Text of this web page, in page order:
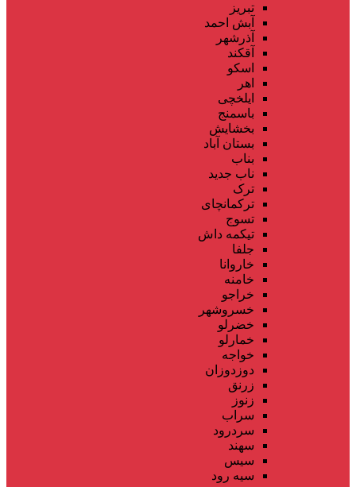
تبریز
آبش احمد
آذرشهر
آقکند
اسکو
اهر
ایلخچی
باسمنج
بخشایش
بستان آباد
بناب
ناب جدید
ترک
ترکمانچای
تسوج
تیکمه داش
جلفا
خاروانا
خامنه
خراجو
خسروشهر
خضرلو
خمارلو
خواجه
دوزدوزان
زرنق
زنوز
سراب
سردرود
سهند
سیس
سیه رود